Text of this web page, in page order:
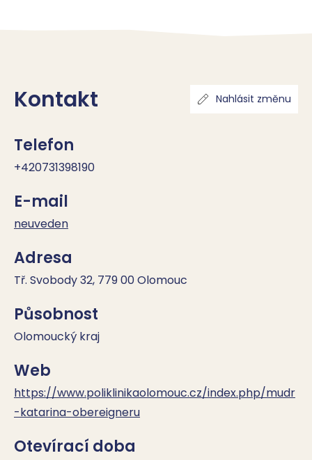
Kontakt Nahlásit změnu
Telefon
+420731398190
E-mail
neuveden
Adresa
Tř. Svobody 32, 779 00 Olomouc
Působnost
Olomoucký kraj
Web
https://www.poliklinikaolomouc.cz/index.php/mudr
-katarina-obereigneru
Otevírací doba